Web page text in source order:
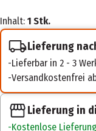
Inhalt: 1 Stk.
Lieferung
Lieferbar in 2 - 3
Versandkostenfrei
Lieferung in
Kostenlose Lieferung